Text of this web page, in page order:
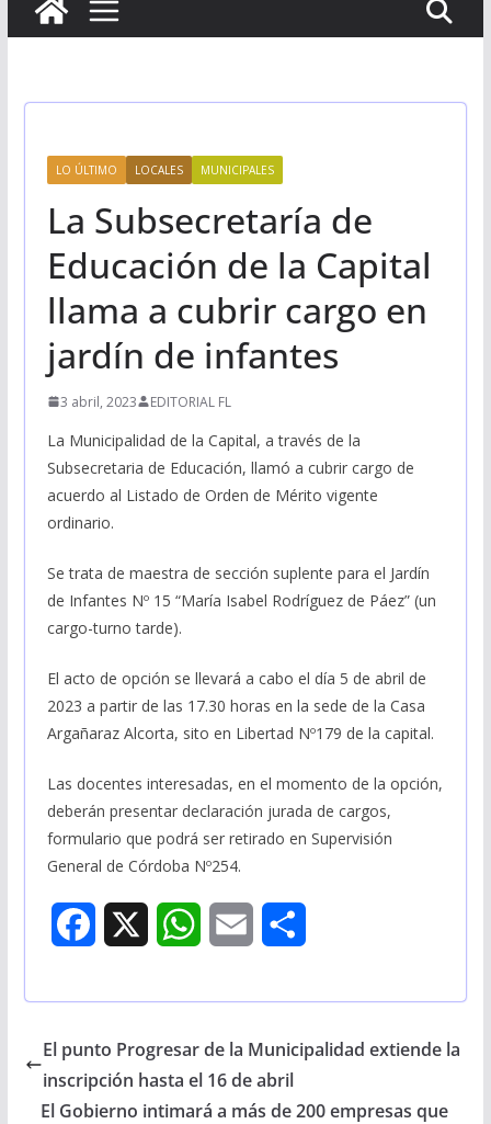
LO ÚLTIMO LOCALES MUNICIPALES
La Subsecretaría de
Educación de la Capital
llama a cubrir cargo en
jardín de infantes
3 abril, 2023 EDITORIAL FL
La Municipalidad de la Capital, a través de la
Subsecretaria de Educación, llamó a cubrir cargo de
acuerdo al Listado de Orden de Mérito vigente
ordinario.
Se trata de maestra de sección suplente para el Jardín
de Infantes Nº 15 “María Isabel Rodríguez de Páez” (un
cargo-turno tarde).
El acto de opción se llevará a cabo el día 5 de abril de
2023 a partir de las 17.30 horas en la sede de la Casa
Argañaraz Alcorta, sito en Libertad Nº179 de la capital.
Las docentes interesadas, en el momento de la opción,
deberán presentar declaración jurada de cargos,
formulario que podrá ser retirado en Supervisión
General de Córdoba Nº254.
e
b
W
t
s
i
l
r
e
El punto Progresar de la Municipalidad extiende la
inscripción hasta el 16 de abril
El Gobierno intimará a más de 200 empresas que